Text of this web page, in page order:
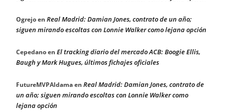
Ogrejoen Real Madrid: Damian Jones, contrato de un año;
siguen mirando escoltas con Lonnie Walker como lejana opción
Cepedanoen El tracking diario del mercado ACB: Boogie Ellis,
Baugh y Mark Hugues, últimos fichajes oficiales
FutureMVPAldamaen Real Madrid: Damian Jones, contrato de
un año; siguen mirando escoltas con Lonnie Walker como
lejana opción